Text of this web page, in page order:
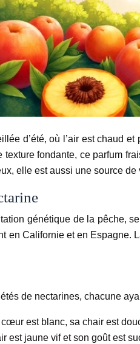
d’été, où l’air est chaud
texture fondante, ce parfum
elle est aussi une source
génétique de la pêche,
en Californie et en Espagne.
de nectarines, chacune
est blanc, sa chair est
est jaune vif et son goût est